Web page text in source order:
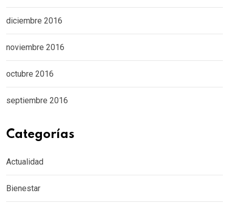
diciembre 2016
noviembre 2016
octubre 2016
septiembre 2016
Categorías
Actualidad
Bienestar